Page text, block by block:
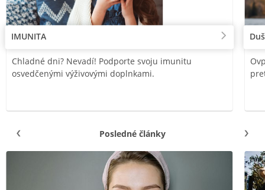
IMUNITA
Chladné dni? Nevadí! Podporte svoju imunitu
osvedčenými výživovými doplnkami.
Posledné články